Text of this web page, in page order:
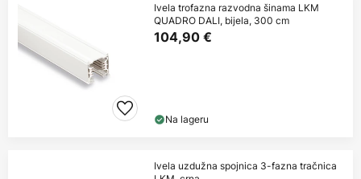
Ivela trofazna razvodna šinama LKM
QUADRO DALI, bijela, 300 cm
104,90 €
Na lageru
Ivela uzdužna spojnica 3-fazna tračnica